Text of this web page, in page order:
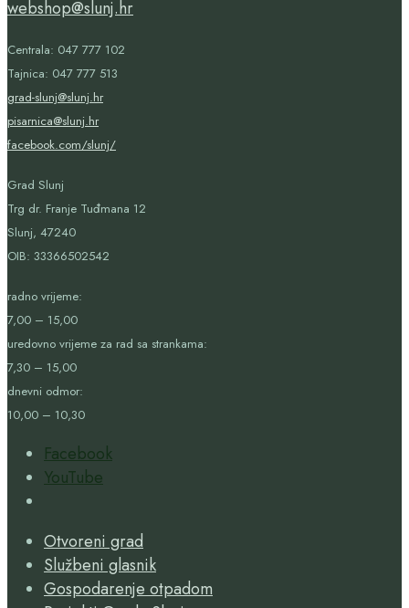
webshop@slunj.hr
Centrala: 047 777 102
Tajnica: 047 777 513
grad-slunj@slunj.hr
pisarnica@slunj.hr
facebook.com/slunj/
Grad Slunj
Trg dr. Franje Tuđmana 12
Slunj, 47240
OIB: 33366502542
radno vrijeme:
7,00 – 15,00
uredovno vrijeme za rad sa strankama:
7,30 – 15,00
dnevni odmor:
10,00 – 10,30
Facebook
YouTube
Window
Otvoreni grad
Službeni glasnik
Gospodarenje otpadom